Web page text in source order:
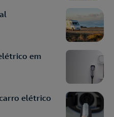
em
elétrico